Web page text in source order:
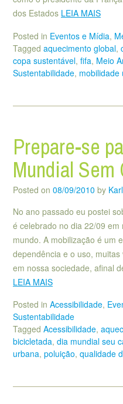
dos Estados LEIA MAIS
Posted in Eventos e Mídia,
Tagged aquecimento global,
copa sustentável, fifa, Meio
Sustentabilidade, mobilidade
Prepare-se
Mundial Sem
Posted on 08/09/2010 by
No ano passado eu postei
é celebrado no dia 22/09
mundo. A mobilização é um
dependência e o uso,
em nossa sociedade, afinal
LEIA MAIS
Posted in Acessibilidade,
Sustentabilidade
Tagged Acessibilidade,
bicicletada, dia mundial seu
urbana, poluição, qualidade